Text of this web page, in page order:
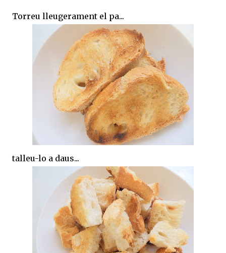
Torreu lleugerament el pa...
talleu-lo a daus...